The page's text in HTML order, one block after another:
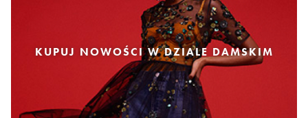
KUPUJ NOWOŚCI W DZIALE DAMSKIM